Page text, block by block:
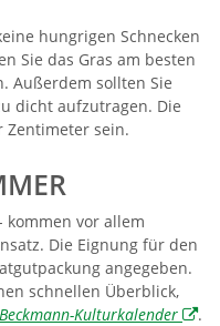
hungrigen Schnecken
Sie das Gras am besten
Außerdem sollten Sie
dicht aufzutragen. Die
Zentimeter sein.
kommen vor allem
Die Eignung für den
angegeben.
schnellen Überblick,
Beckmann-Kulturkalender .